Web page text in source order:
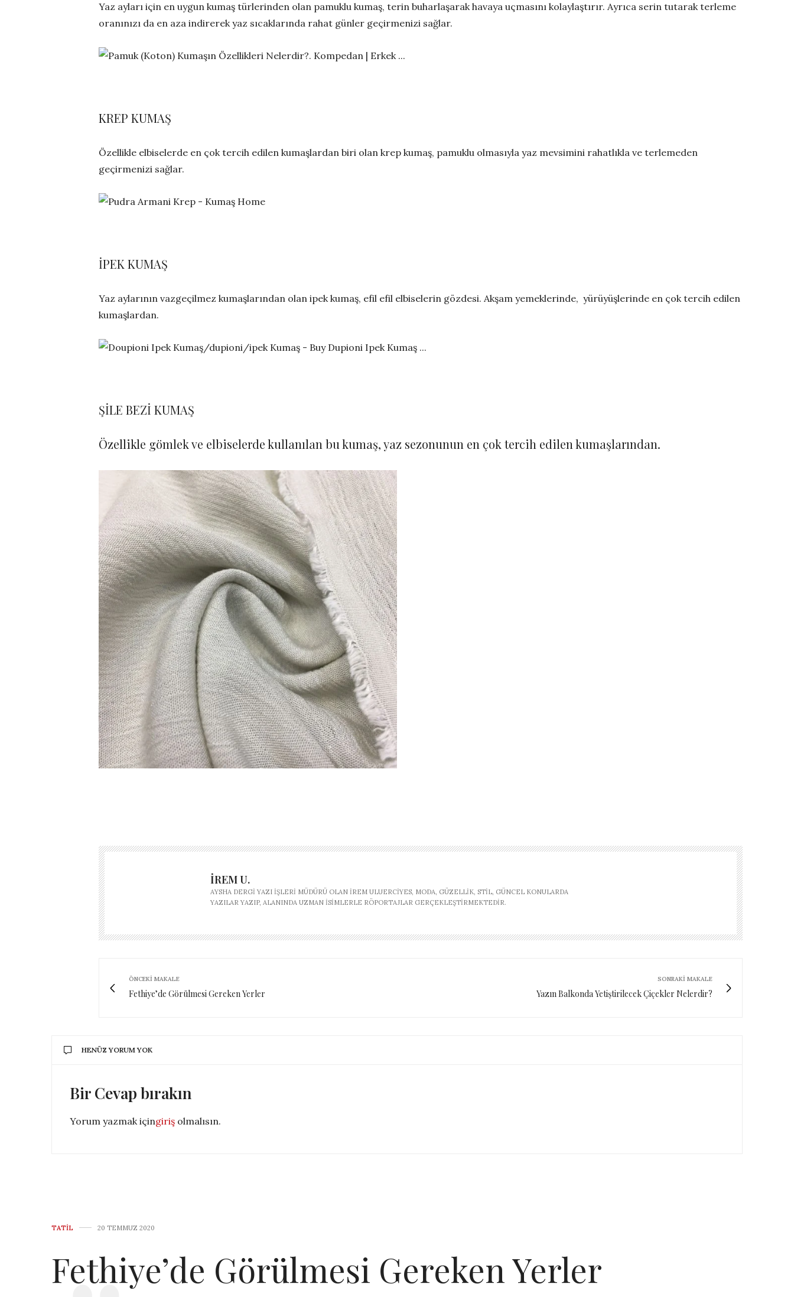
Yaz ayları için en uygun kumaş türlerinden olan pamuklu kumaş, terin buharlaşarak havaya uçmasını kolaylaştırır. Ayrıca serin tutarak terleme
oranınızı da en aza indirerek yaz sıcaklarında rahat günler geçirmenizi sağlar.
KREP KUMAŞ
Özellikle elbiselerde en çok tercih edilen kumaşlardan biri olan krep kumaş, pamuklu olmasıyla yaz mevsimini rahatlıkla ve terlemeden
geçirmenizi sağlar.
İPEK KUMAŞ
Yaz aylarının vazgeçilmez kumaşlarından olan ipek kumaş, efil efil elbiselerin gözdesi. Akşam yemeklerinde, yürüyüşlerinde en çok tercih edilen
kumaşlardan.
ŞİLE BEZİ KUMAŞ
Özellikle gömlek ve elbiselerde kullanılan bu kumaş, yaz sezonunun en çok tercih edilen kumaşlarından.
İREM U.
AYSHA DERGI YAZI İŞLERI MÜDÜRÜ OLAN İREM ULUERCIYES, MODA, GÜZELLIK, STIL, GÜNCEL KONULARDA
YAZILAR YAZIP, ALANINDA UZMAN ISIMLERLE RÖPORTAJLAR GERÇEKLEŞTIRMEKTEDIR.
ÖNCEKI MAKALE
Fethiye’de Görülmesi Gereken Yerler
SONRAKI MAKALE
Yazın Balkonda Yetiştirilecek Çiçekler Nelerdir?
HENÜZ YORUM YOK
Bir Cevap bırakın
Yorum yazmak içingiriş olmalısın.
TATIL 20 TEMMUZ 2020
Fethiye’de Görülmesi Gereken Yerler